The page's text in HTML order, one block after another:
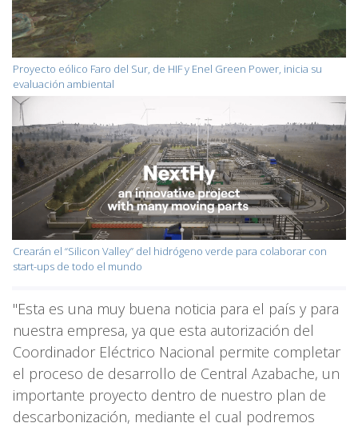
Proyecto eólico Faro del Sur, de HIF y Enel Green Power, inicia su
evaluación ambiental
Crearán el “Silicon Valley” del hidrógeno verde para colaborar con
start-ups de todo el mundo
"Esta es una muy buena noticia para el país y para
nuestra empresa, ya que esta autorización del
Coordinador Eléctrico Nacional permite completar
el proceso de desarrollo de Central Azabache, un
importante proyecto dentro de nuestro plan de
descarbonización, mediante el cual podremos